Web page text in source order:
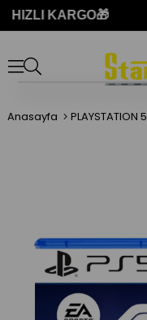
Anasayfa PLAYSTATION 5